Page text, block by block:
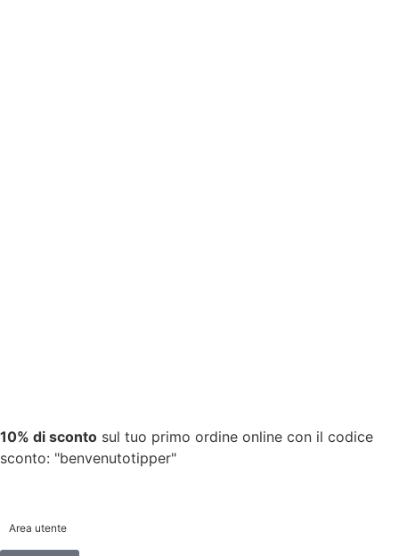
10% di sconto sul tuo primo ordine online con il codice
sconto: "benvenutotipper"
Area utente